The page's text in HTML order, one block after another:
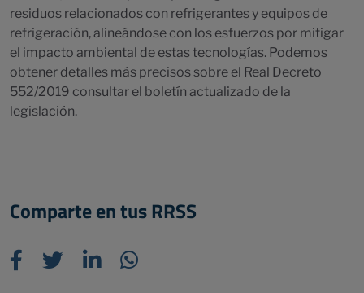
residuos relacionados con refrigerantes y equipos de
refrigeración, alineándose con los esfuerzos por mitigar
el impacto ambiental de estas tecnologías. Podemos
obtener detalles más precisos sobre el Real Decreto
552/2019 consultar el boletín actualizado de la
legislación.
Comparte en tus RRSS